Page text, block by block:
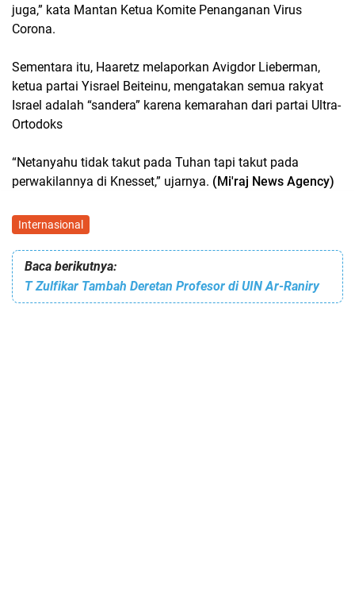
juga,” kata Mantan Ketua Komite Penanganan Virus
Corona.
Sementara itu, Haaretz melaporkan Avigdor Lieberman,
ketua partai Yisrael Beiteinu, mengatakan semua rakyat
Israel adalah “sandera” karena kemarahan dari partai Ultra-
Ortodoks
“Netanyahu tidak takut pada Tuhan tapi takut pada
perwakilannya di Knesset,” ujarnya. (Mi'raj News Agency)
Internasional
Baca berikutnya:
T Zulfikar Tambah Deretan Profesor di UIN Ar-Raniry